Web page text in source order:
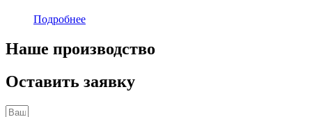
Подробнее
Наше производство
Оставить заявку